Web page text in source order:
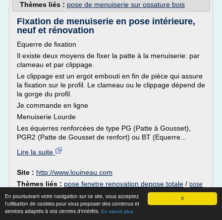
X
En poursuivant votre navigation sur ce site, vous acceptez
l'utilisation de cookies pour vous proposer des contenus et
services adaptés à vos centres d'intérêts. En savoir plus
Thèmes liés : pose de menuiserie sur ossature bois
Fixation de menuiserie en pose intérieure,
neuf et rénovation
Equerre de fixation
Il existe deux moyens de fixer la patte à la menuiserie: par
clameau et par clippage.
Le clippage est un ergot embouti en fin de pièce qui assure
la fixation sur le profil. Le clameau ou le clippage dépend de
la gorge du profil.
Je commande en ligne
Menuiserie Lourde
Les équerres renforcées de type PG (Patte à Gousset),
PGR2 (Patte de Gousset de renfort) ou BT (Equerre...
Lire la suite
Site : http://www.louineau.com
Thèmes liés : pose fenetre renovation depose totale / pose
menuiserie en applique ossature bois
pose menuiserie en
applique interieure/pose de menuiserie en renovation
pose de menuiserie sur ossature bois